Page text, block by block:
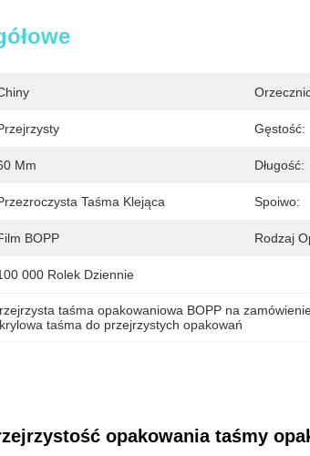
Gęstość:
Mm Długość:
Taśma Klejąca Spoiwo:
BOPP Rodzaj
000 Rolek Dziennie
taśma opakowaniowa BOPP na
taśma do przejrzystych opakowań
opakowania taśmy